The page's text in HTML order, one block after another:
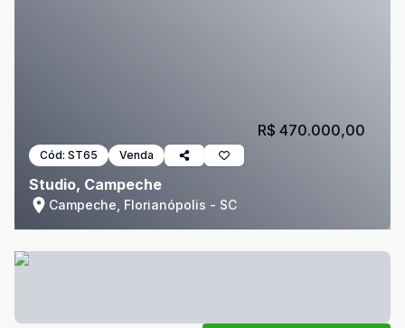
Cód: ST65 Venda
Studio, Campeche
Campeche, Florianópolis - SC
R$ 470.000,00